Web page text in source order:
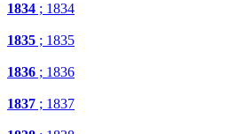
1834 ; 1834
1835 ; 1835
1836 ; 1836
1837 ; 1837